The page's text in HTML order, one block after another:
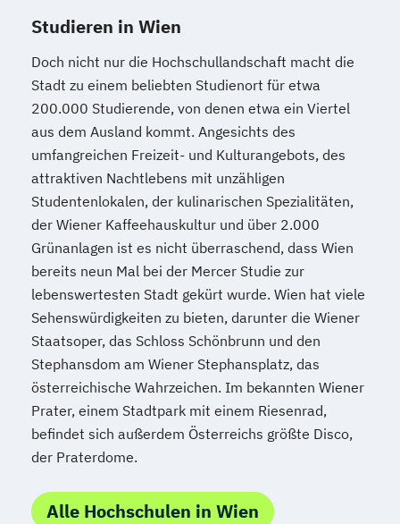
Studieren in Wien
Doch nicht nur die Hochschullandschaft macht die
Stadt zu einem beliebten Studienort für etwa
200.000 Studierende, von denen etwa ein Viertel
aus dem Ausland kommt. Angesichts des
umfangreichen Freizeit- und Kulturangebots, des
attraktiven Nachtlebens mit unzähligen
Studentenlokalen, der kulinarischen Spezialitäten,
der Wiener Kaffeehauskultur und über 2.000
Grünanlagen ist es nicht überraschend, dass Wien
bereits neun Mal bei der Mercer Studie zur
lebenswertesten Stadt gekürt wurde. Wien hat viele
Sehenswürdigkeiten zu bieten, darunter die Wiener
Staatsoper, das Schloss Schönbrunn und den
Stephansdom am Wiener Stephansplatz, das
österreichische Wahrzeichen. Im bekannten Wiener
Prater, einem Stadtpark mit einem Riesenrad,
befindet sich außerdem Österreichs größte Disco,
der Praterdome.
Alle Hochschulen in Wien